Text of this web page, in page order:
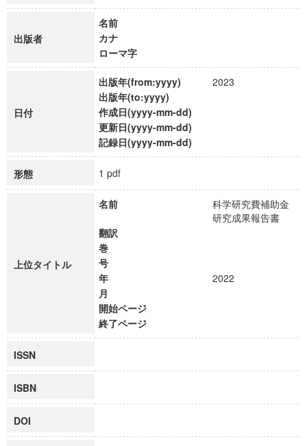
出版者
名前
カナ
ローマ字
日付
出版年(from:yyyy)
2023
出版年(to:yyyy)
作成日(yyyy-mm-dd)
更新日(yyyy-mm-dd)
記録日(yyyy-mm-dd)
形態 1 pdf
上位タイトル
名前
科学研究費補助金
研究成果報告書
翻訳
巻
号
年
2022
月
開始ページ
終了ページ
ISSN
ISBN
DOI